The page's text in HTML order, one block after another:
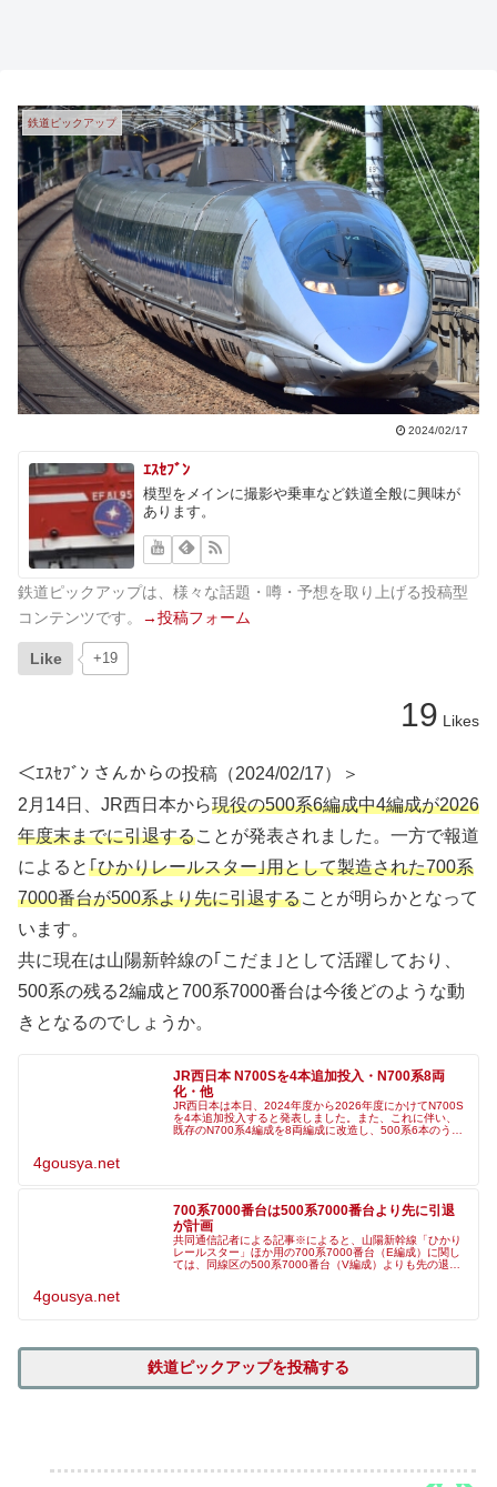
鉄道ピックアップ
2024/02/17
ｴｽｾﾌﾞﾝ
模型をメインに撮影や乗車など鉄道全般に興味が
あります。
鉄道ピックアップは、様々な話題・噂・予想を取り上げる投稿型
コンテンツです。
→投稿フォーム
Like +19
19 Likes
＜ｴｽｾﾌﾞﾝ さんからの投稿（2024/02/17）＞
2月14日、JR西日本から現役の500系6編成中4編成が2026
年度末までに引退することが発表されました。一方で報道
によると｢ひかりレールスター｣用として製造された700系
7000番台が500系より先に引退することが明らかとなって
います。
共に現在は山陽新幹線の｢こだま｣として活躍しており、
500系の残る2編成と700系7000番台は今後どのような動
きとなるのでしょうか。
JR西日本 N700Sを4本追加投入・N700系8両
化・他
JR西日本は本日、2024年度から2026年度にかけてN700S
を4本追加投入すると発表しました。また、これに伴い、
既存のN700系4編成を8両編成に改造し、500系6本のうち
4gousya.net
700系7000番台は500系7000番台より先に引退
が計画
共同通信記者による記事※によると、山陽新幹線「ひかり
レールスター」ほか用の700系7000番台（E編成）に関し
ては、同線区の500系7000番台（V編成）よりも先の退役
4gousya.net
鉄道ピックアップを投稿する